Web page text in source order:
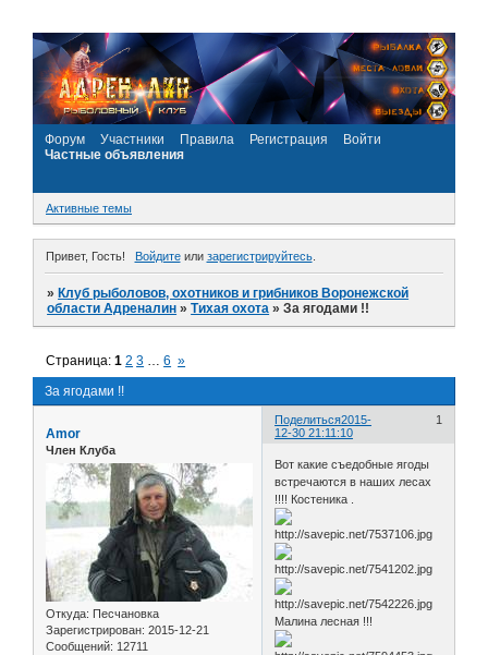
Форум Участники Правила Регистрация
Войти
Частные объявления
Активные темы
Привет, Гость! Войдитеили зарегистрируйтесь.
»Клуб рыболовов, охотников и грибников Воронежской
области Адреналин »Тихая охота »За ягодами !!
За ягодами !!
Страница:1 2 3 … 6 »
Поделиться 1
2015-
12-30 21:11:10
Amor
Член Клуба
Откуда: Песчановка
Зарегистрирован: 2015-12-21
Сообщений: 12711
Вот какие съедобные ягоды
встречаются в наших лесах
!!!! Костеника .
Малина лесная !!!